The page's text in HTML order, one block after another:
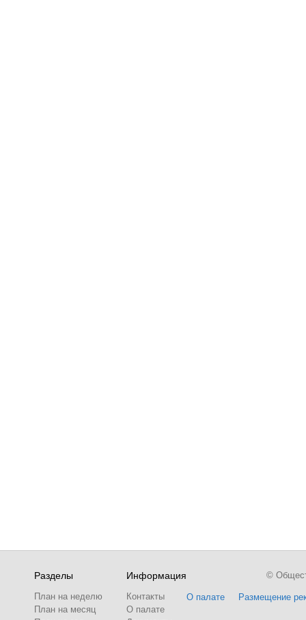
Разделы
План на неделю
План на месяц
Информация
Контакты
О палате
О палате Размещение
©